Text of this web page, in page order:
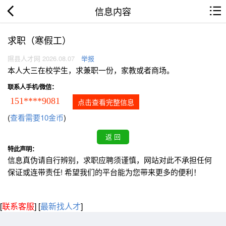
信息内容
求职（寒假工）
隰县人才网 2026.08.07 举报
本人大三在校学生，求兼职一份，家教或者商场。
联系人手机/微信：
151****9081 点击查看完整信息
(查看需要10金币)
特此声明：
信息真伪请自行辨别，求职应聘须谨慎，网站对此不承担任何
保证或连带责任! 希望我们的平台能为您带来更多的便利！
[联系客服] [最新找人才]